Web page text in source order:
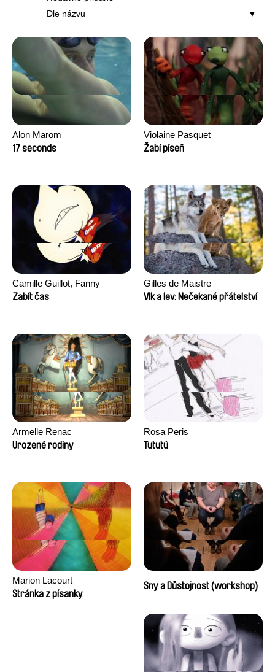
Dle názvu
Alon Marom
17 seconds
Violaine Pasquet
Žabí píseň
Camille Guillot, Fanny
Hagdahl Sörebo, Aleksandra
Valentine Zhang
Zabít čas
Gilles de Maistre
Vlk a lev: Nečekané přátelství
Armelle Renac
Urozené rodiny
Rosa Peris
Tututú
Marion Lacourt
Stránka z písanky
Sny a Důstojnost (workshop)